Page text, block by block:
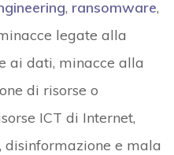
, ransomware,
legate alla
ai dati, minacce alla
di risorse o
ICT di Internet,
e mala